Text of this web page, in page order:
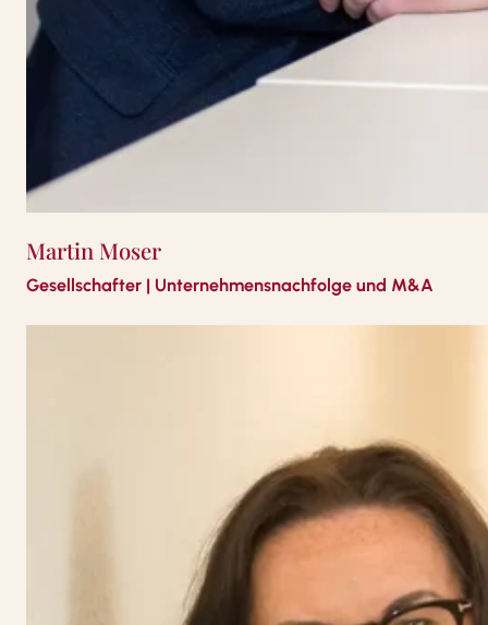
Martin Moser
Gesellschafter | Unternehmensnachfolge und M&A